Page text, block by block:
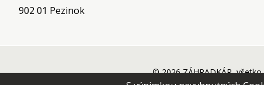
902 01 Pezinok
© 2026 ZÁHRADKÁR,